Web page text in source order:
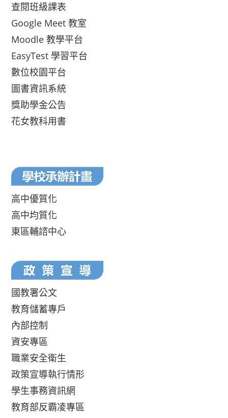
查閱班級課表
Google Meet 教室
Moodle 教學平台
EasyTest 學習平台
數位校園平台
圖書資訊系統
獎助學金公告
花女教科用書
高中優質化
高中均質化
東區輔諮中心
國教署公文
教育儲蓄專戶
內部控制
資安專區
職業安全衛生
政策宣導執行情形
學生事務資訊網
教育部反霸凌專區